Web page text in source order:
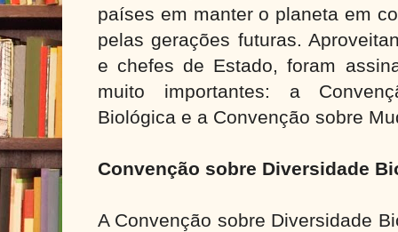
países em manter o planeta em
pelas gerações futuras.
e chefes de Estado, foram
muito importantes: a
Biológica e a Convenção sobre
Convenção sobre Diversidade
A Convenção sobre Diversidade